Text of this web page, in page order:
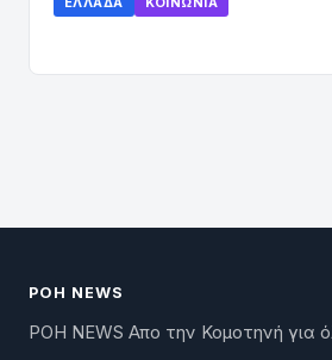
ΡΟΗ NEWS
ΡΟΗ NEWS Απο την Κομοτηνή για